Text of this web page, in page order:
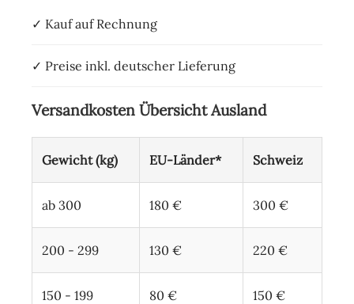
✓ Kauf auf Rechnung
✓ Preise inkl. deutscher Lieferung
Versandkosten Übersicht Ausland
Gewicht (kg) EU-Länder* Schweiz
ab 300 180 € 300 €
200 - 299 130 € 220 €
150 - 199 80 € 150 €